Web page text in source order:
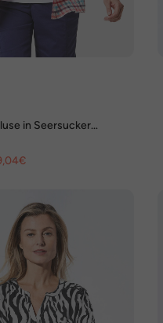
in Seersucker